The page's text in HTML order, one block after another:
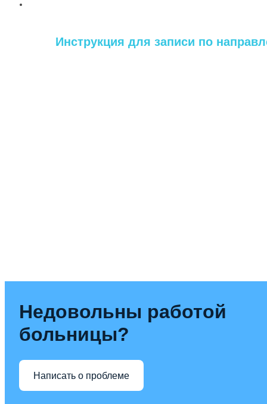
Инструкция для записи по
Недовольны работой
больницы?
Написать о проблеме